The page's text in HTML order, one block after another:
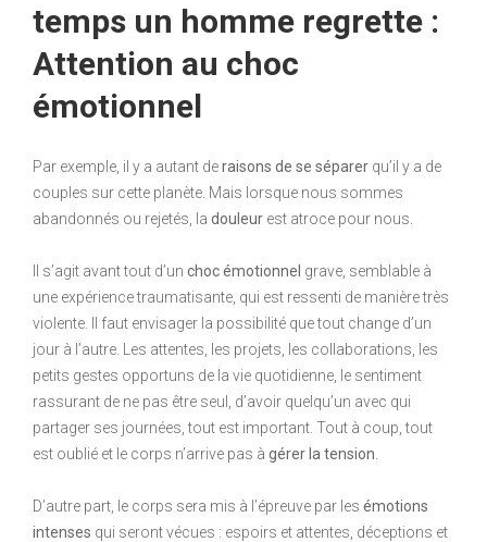
temps un homme regrette :
Attention au choc
émotionnel
Par exemple, il y a autant deraisons de se séparer qu’il y a de
couples sur cette planète. Mais lorsque nous sommes
abandonnés ou rejetés, la douleur est atroce pour nous.
Il s’agit avant tout d’un choc émotionnel grave, semblable à
une expérience traumatisante, qui est ressenti de manière très
violente. Il faut envisager la possibilité que tout change d’un
jour à l’autre. Les attentes, les projets, les collaborations, les
petits gestes opportuns de la vie quotidienne, le sentiment
rassurant de ne pas être seul, d’avoir quelqu’un avec qui
partager ses journées, tout est important. Tout à coup, tout
est oublié et le corps n’arrive pas à gérer la tension
D’autre part, le corps sera mis à l’épreuve par les émotions
intenses qui seront vécues : espoirs et attentes, déceptions et